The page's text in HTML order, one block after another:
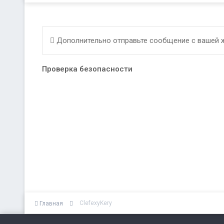
Дополнительно отправьте сообщение с вашей
Проверка безопасности
Главная ClefexyKery